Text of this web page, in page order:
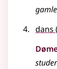
dans